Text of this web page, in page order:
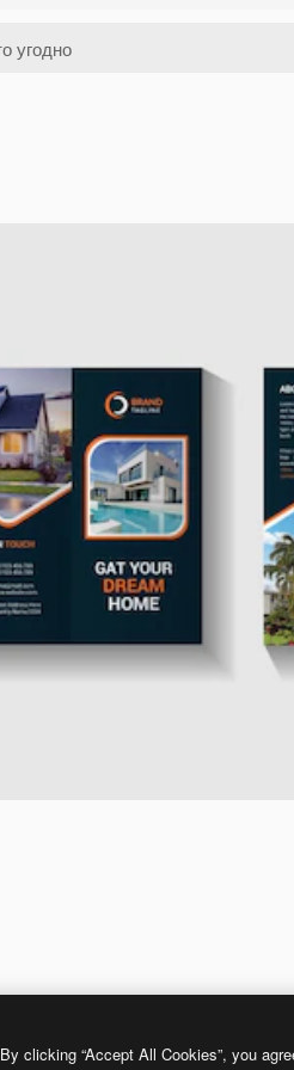
By clicking “Accept All Cookies”, you